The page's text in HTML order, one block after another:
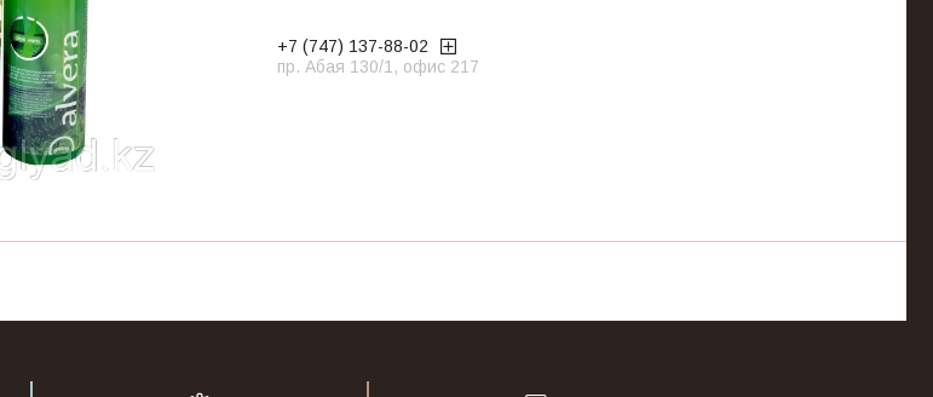
+7 (747) 137-88-02
пр. Абая 130/1, офис 217